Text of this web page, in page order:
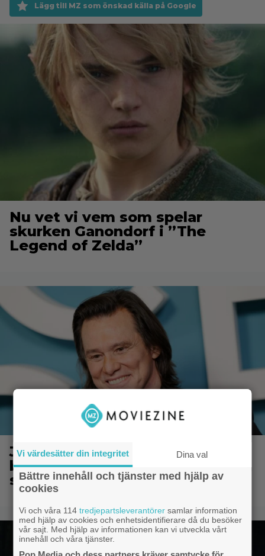
Lägg till MZ som önskad källa på Google
Nu vet vi vem som spelar
skurken Ganondorf i ”The
Legend of Zelda”
Jim Carrey klar för ny långfilm –
baserad på älskad animerad
serie
Vi värdesätter din integritet Dina val
Bättre innehåll och tjänster med hjälp av
cookies
Vi och våra 114tredjepartsleverantörer samlar information
med hjälp av cookies och enhetsidentifierare då du besöker
vår sajt. Med hjälp av informationen kan vi utveckla vårt
innehåll och våra tjänster.